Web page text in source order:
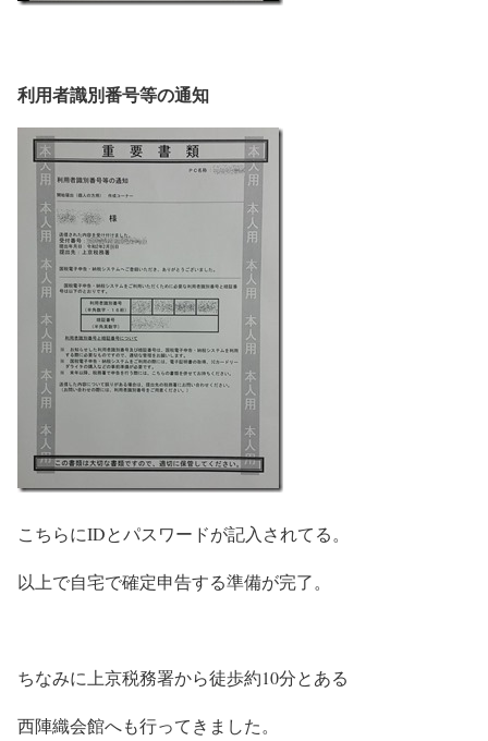
利用者識別番号等の通知
こちらにIDとパスワードが記入されてる。
以上で自宅で確定申告する準備が完了。
ちなみに上京税務署から徒歩約10分とある
西陣織会館へも行ってきました。